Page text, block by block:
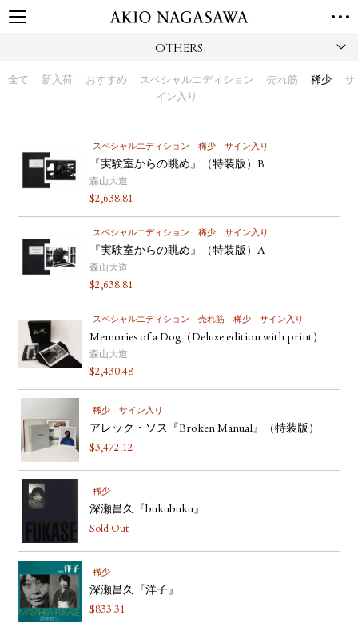
OTHERS
全て 新入荷 おすすめ スペシャルエディション 売れ筋 稀少
サ
イン入り
スペシャルエディション 稀少 サイン入り
『実験室からの眺め』（特装版）B
森山大道
$2,638.81
スペシャルエディション 稀少 サイン入り
『実験室からの眺め』（特装版）A
森山大道
$2,638.81
スペシャルエディション 売れ筋 稀少 サイン入り
Memories of a Dog（Deluxe edition with print）
森山大道
$2,430.48
稀少 サイン入り
アレック・ソス『Broken Manual』（特装版）
$3,472.12
稀少
深瀬昌久『bukubuku』
Sold Out
稀少
深瀬昌久『洋子』
$833.31
GALLERY
TORANOMON
PUBLISHING
ONLINE SHOP
NEWS
ABOUT
ABOUT US LOCATIONS
PRIVACY POLICY
PUBLISHING
TWITTER
FACEBOOK
YOUTUBE